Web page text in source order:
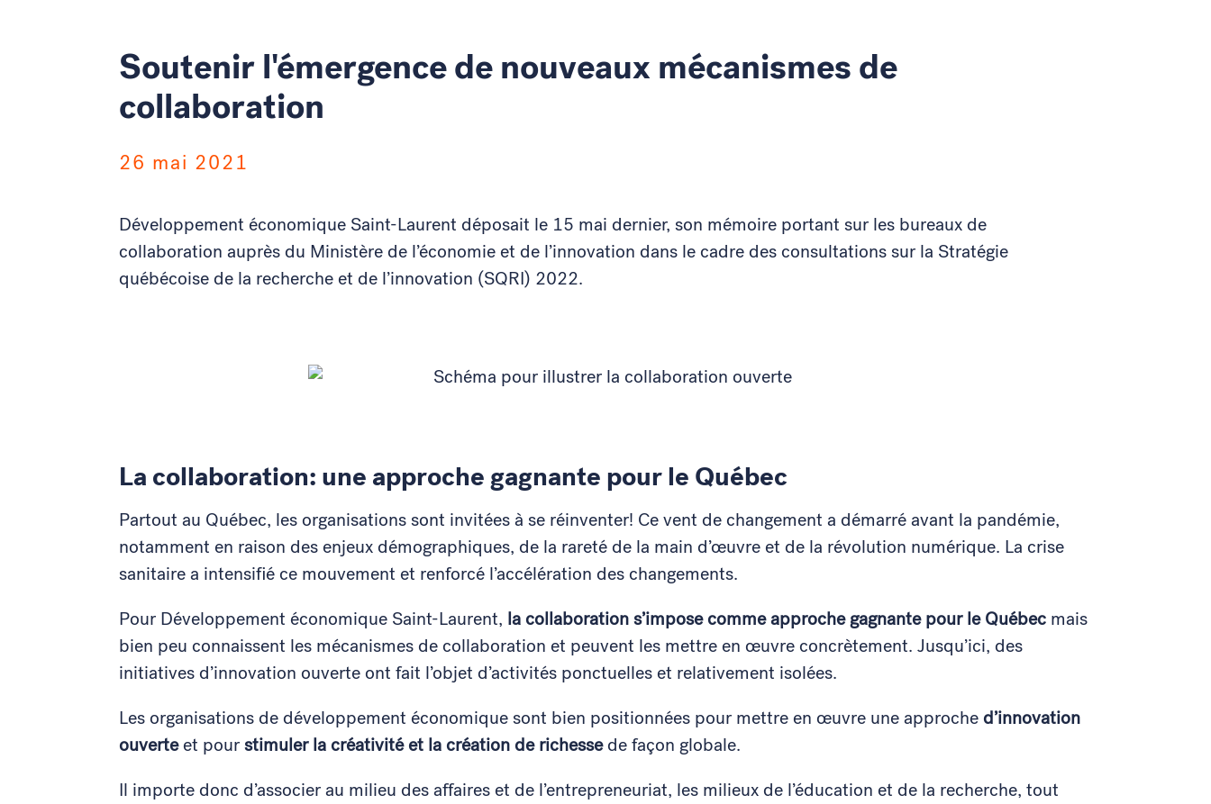
Soutenir l'émergence de nouveaux mécanismes de
collaboration
26 mai 2021
Développement économique Saint-Laurent déposait le 15 mai dernier, son mémoire portant sur les bureaux de
collaboration auprès du Ministère de l’économie et de l’innovation dans le cadre des consultations sur la Stratégie
québécoise de la recherche et de l’innovation (SQRI) 2022.
La collaboration: une approche gagnante pour le Québec
Partout au Québec, les organisations sont invitées à se réinventer! Ce vent de changement a démarré avant la pandémie,
notamment en raison des enjeux démographiques, de la rareté de la main d’œuvre et de la révolution numérique. La crise
sanitaire a intensifié ce mouvement et renforcé l’accélération des changements.
Pour Développement économique Saint-Laurent, la collaboration s’impose comme approche gagnante pour le Québec mais
bien peu connaissent les mécanismes de collaboration et peuvent les mettre en œuvre concrètement. Jusqu’ici, des
initiatives d’innovation ouverte ont fait l’objet d’activités ponctuelles et relativement isolées.
Les organisations de développement économique sont bien positionnées pour mettre en œuvre une approched’innovation
ouverteet pourstimuler la créativité et la création de richessede façon globale.
Il importe donc d’associer au milieu des affaires et de l’entrepreneuriat, les milieux de l’éducation et de la recherche, tout